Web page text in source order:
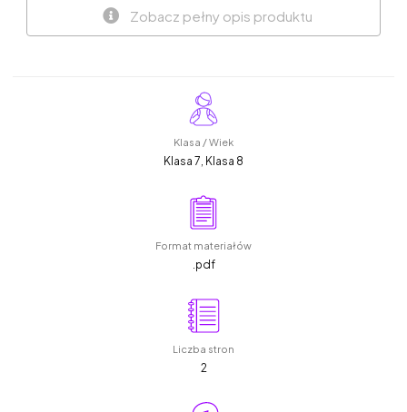
Zobacz pełny opis produktu
Klasa / Wiek
Klasa 7, Klasa 8
Format materiałów
.pdf
Liczba stron
2